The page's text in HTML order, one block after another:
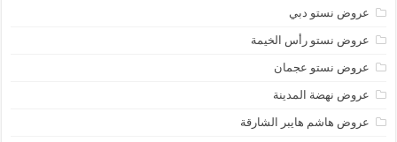
عروض نستو دبي
عروض نستو رأس الخيمة
عروض نستو عجمان
عروض نهضة المدينة
عروض هاشم هايبر الشارقة